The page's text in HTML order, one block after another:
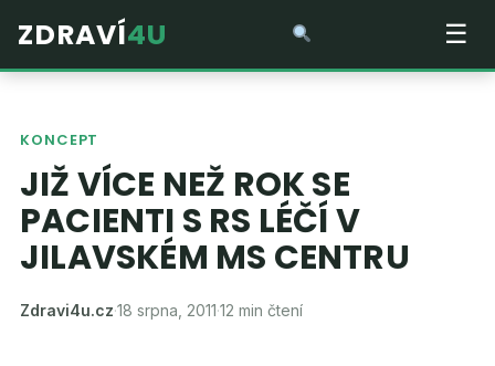
ZDRAVÍ4U ☰
KONCEPT
JIŽ VÍCE NEŽ ROK SE
PACIENTI S RS LÉČÍ V
JILAVSKÉM MS CENTRU
Zdravi4u.cz·18 srpna, 2011·12 min čtení